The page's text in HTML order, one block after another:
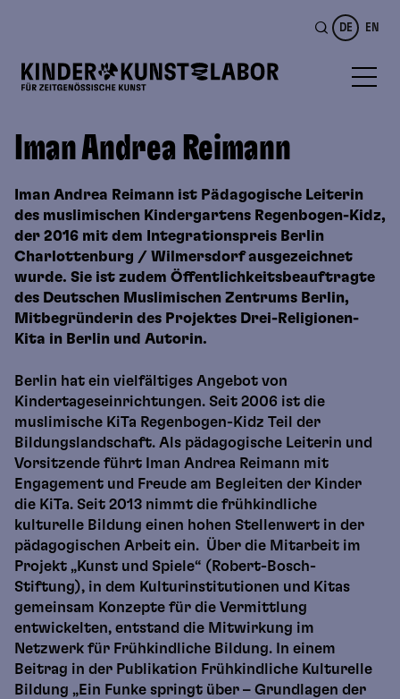
DE EN
Iman Andrea Reimann
Iman Andrea Reimann ist Pädagogische Leiterin
des muslimischen Kindergartens Regenbogen-Kidz,
der 2016 mit dem Integrationspreis Berlin
Charlottenburg / Wilmersdorf ausgezeichnet
wurde. Sie ist zudem Öffentlichkeitsbeauftragte
des Deutschen Muslimischen Zentrums Berlin,
Mitbegründerin des Projektes Drei-Religionen-
Kita in Berlin und Autorin.
Berlin hat ein vielfältiges Angebot von
Kindertageseinrichtungen. Seit 2006 ist die
muslimische KiTa Regenbogen-Kidz Teil der
Bildungslandschaft. Als pädagogische Leiterin und
Vorsitzende führt Iman Andrea Reimann mit
Engagement und Freude am Begleiten der Kinder
die KiTa. Seit 2013 nimmt die frühkindliche
kulturelle Bildung einen hohen Stellenwert in der
pädagogischen Arbeit ein. Über die Mitarbeit im
Projekt „Kunst und Spiele“ (Robert-Bosch-
Stiftung), in dem Kulturinstitutionen und Kitas
gemeinsam Konzepte für die Vermittlung
entwickelten, entstand die Mitwirkung im
Netzwerk für Frühkindliche Bildung. In einem
Beitrag in der Publikation Frühkindliche Kulturelle
Bildung „Ein Funke springt über – Grundlagen der